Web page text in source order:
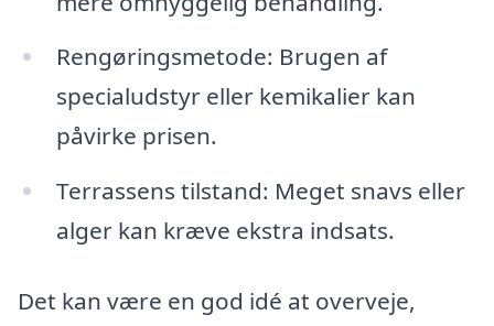
Rengøringsmetode: Brugen af
specialudstyr eller kemikalier kan
påvirke prisen.
Terrassens tilstand: Meget snavs eller
alger kan kræve ekstra indsats.
Det kan være en god idé at overveje,